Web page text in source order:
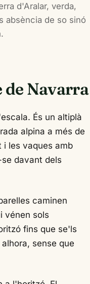
d'Aralar, verda,
absència de so sinó
de Navarra
És un altiplà
alpina a més de
i les vaques amb
davant dels
caminen
vénen sols
fins que se'ls
sense que